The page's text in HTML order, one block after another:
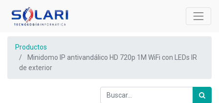
Productos
Minidomo IP antivandálico HD 720p 1M WiFi con LEDs IR
de exterior